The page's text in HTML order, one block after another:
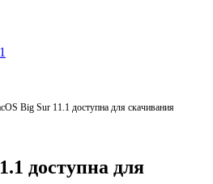
Big Sur 11.1 доступна для скачивания
доступна для